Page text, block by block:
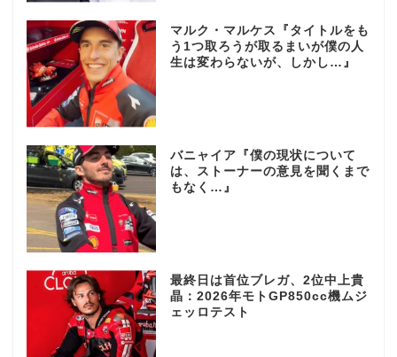
マルク・マルケス『タイトルをも
う1つ取ろうが取るまいが僕の人
生は変わらないが、しかし…』
バニャイア『僕の現状について
は、ストーナーの意見を聞くまで
もなく…』
最終日は首位ブレガ、2位中上貴
晶：2026年モトGP850cc機ムジ
ェッロテスト